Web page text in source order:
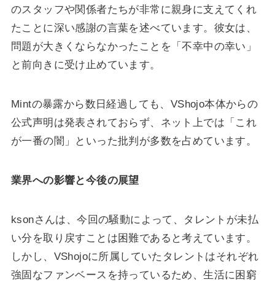
のスタッフや関係者たちが非常に親身に支えてくれ
たことに深い感謝の言葉を述べています。彼女は、
問題が大きくならなかったことを「不幸中の幸い」
と前向きに受け止めています。
Mintの暴露から数日経過しても、VShojo本体からの
公式声明は発表されておらず、ネット上では「これ
が一番の闇」といった批判が多数を占めています。
業界への影響と今後の展望
ksonさんは、今回の騒動によって、タレントが未払
い分を取り戻すことは困難であると考えています。
しかし、VShojoに所属していたタレントはそれぞれ
強固なファンベースを持っているため、生活に困窮